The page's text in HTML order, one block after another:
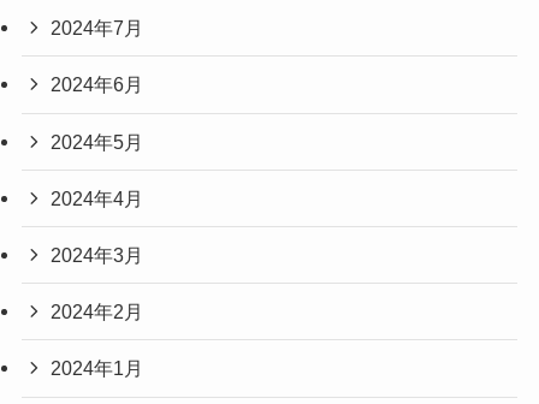
2024年7月
2024年6月
2024年5月
2024年4月
2024年3月
2024年2月
2024年1月